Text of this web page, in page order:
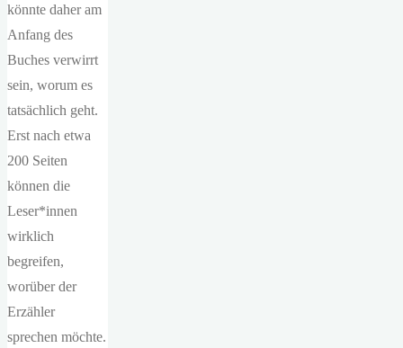
könnte daher am
Anfang des
Buches verwirrt
sein, worum es
tatsächlich geht.
Erst nach etwa
200 Seiten
können die
Leser*innen
wirklich
begreifen,
worüber der
Erzähler
sprechen möchte.